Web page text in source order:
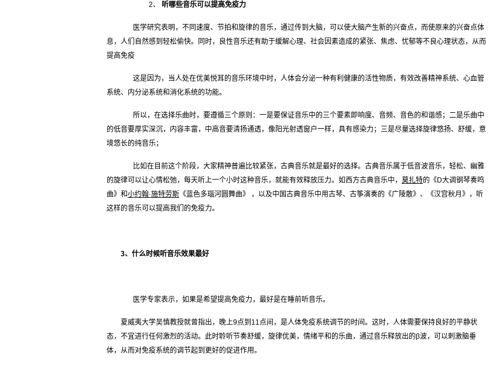
2、 听哪些音乐可以提高免疫力
医学研究表明，不同速度、节拍和旋律的音乐，通过传到大脑，可以使大脑产生新的兴奋点，而使原来的兴奋点体
息，人们自然感到轻松偷快。同时，良性音乐还有助于缓解心理、社会因素造成的紧张、焦虑、忧郁等不良心理状态，从而
提高免疫
这是因为，当人处在优美悦耳的音乐环境中时，人体会分泌一种有利健康的活性物质，有效改善精神系统、心血管
系统、内分泌系统和消化系统的功能。
所以，在选择乐曲时，要遵循三个原则：一是要保证音乐中的三个要素即响度、音频、音色的和谐感；二是乐曲中
的低音要厚实深沉，内容丰富，中高音要清扬通透，像阳光射透窗户一样，具有感染力；三是尽量选择旋律悠扬、舒缓，意
境悠长的纯音乐；
比如在目前这个阶段，大家精神普遍比较紧张，古典音乐就是最好的选择。古典音乐属于低音波音乐，轻松、幽雅
的旋律可以让心情松弛，每天听上一个小时这种音乐，就能有效释放压力。如西方古典音乐中， 莫扎特的《D大调钢琴奏鸣
曲》和小约翰·施特劳斯 《蓝色多瑙河圆舞曲》 ，以及中国古典音乐中用古琴、古筝演奏的《广陵散》、《汉宫秋月》，听
这样的音乐可以提高我们的免疫力。
3、什么时候听音乐效果最好
医学专家表示，如果是希望提高免疫力，最好是在睡前听音乐。
夏威夷大学吴慎教授就曾指出，晚上9点到11点间，是人体免疫系统调节的时间。这时，人体需要保持良好的平静状
态，不宜进行任何激烈的活动。此时聆听节奏舒缓，旋律优美，情绪平和的乐曲，通过音乐释放出的β波，可以刺激脑垂
体，从而对免疫系统的调节起到更好的促进作用。